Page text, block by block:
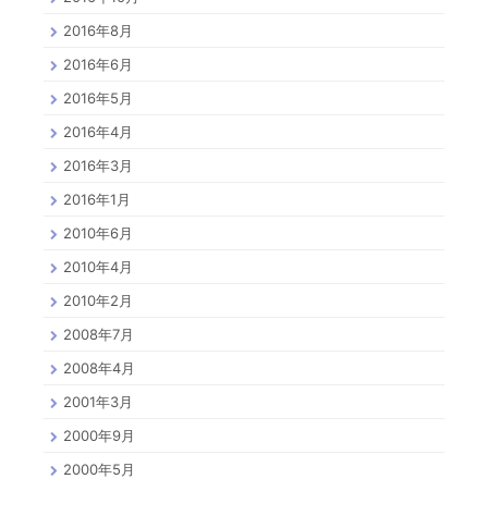
2016年8月
2016年6月
2016年5月
2016年4月
2016年3月
2016年1月
2010年6月
2010年4月
2010年2月
2008年7月
2008年4月
2001年3月
2000年9月
2000年5月